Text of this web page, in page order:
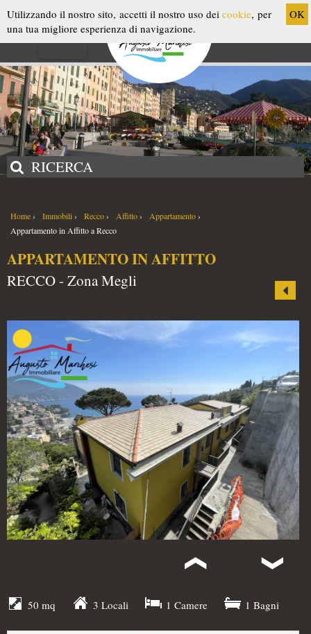
MOBILE APP
Scarica l'applicazione
Utilizzando il nostro sito, accetti il nostro uso dei cookie, per
una tua migliore esperienza di navigazione.
OK
RICERCA
Home› Immobili› Recco› Affitto› Appartamento›
Appartamento in Affitto a Recco
APPARTAMENTO IN AFFITTO
RECCO - Zona Megli
50 mq 3 Locali 1 Camere 1 Bagni